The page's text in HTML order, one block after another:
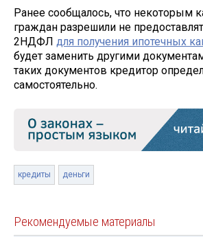
Ранее сообщалось, что некоторым
граждан разрешили не
2НДФЛ для получения ипотечных
будет заменить другими
таких документов кредитор
самостоятельно.
кредиты деньги
Рекомендуемые материалы